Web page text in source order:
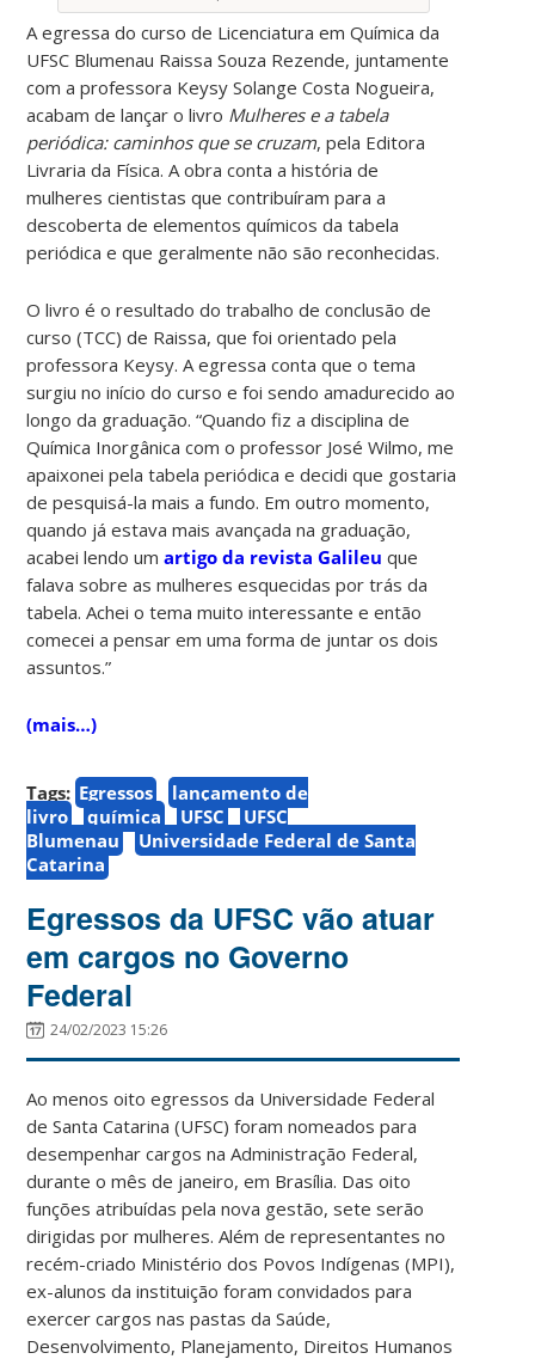
A egressa do curso de Licenciatura em Química da
UFSC Blumenau Raissa Souza Rezende, juntamente
com a professora Keysy Solange Costa Nogueira,
acabam de lançar o livro Mulheres e a tabela
periódica: caminhos que se cruzam, pela Editora
Livraria da Física. A obra conta a história de
mulheres cientistas que contribuíram para a
descoberta de elementos químicos da tabela
periódica e que geralmente não são reconhecidas.
O livro é o resultado do trabalho de conclusão de
curso (TCC) de Raissa, que foi orientado pela
professora Keysy. A egressa conta que o tema
surgiu no início do curso e foi sendo amadurecido ao
longo da graduação. “Quando fiz a disciplina de
Química Inorgânica com o professor José Wilmo, me
apaixonei pela tabela periódica e decidi que gostaria
de pesquisá-la mais a fundo. Em outro momento,
quando já estava mais avançada na graduação,
acabei lendo umartigo da revista Galileu que
falava sobre as mulheres esquecidas por trás da
tabela. Achei o tema muito interessante e então
comecei a pensar em uma forma de juntar os dois
assuntos.”
(mais…)
Tags: Egressos
lançamento de
livro
química UFSC
UFSC
Blumenau
Universidade Federal de Santa
Catarina
Egressos da UFSC vão atuar
em cargos no Governo
Federal
24/02/2023 15:26
Ao menos oito egressos da Universidade Federal
de Santa Catarina (UFSC) foram nomeados para
desempenhar cargos na Administração Federal,
durante o mês de janeiro, em Brasília. Das oito
funções atribuídas pela nova gestão, sete serão
dirigidas por mulheres. Além de representantes no
recém-criado Ministério dos Povos Indígenas (MPI),
ex-alunos da instituição foram convidados para
exercer cargos nas pastas da Saúde,
Desenvolvimento, Planejamento, Direitos Humanos